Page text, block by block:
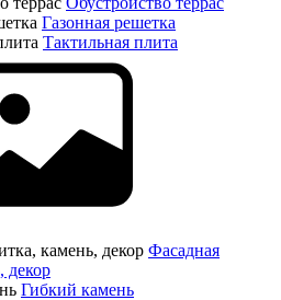
Газонная решетка
Тактильная плита
Фасадная
декор
Гибкий камень